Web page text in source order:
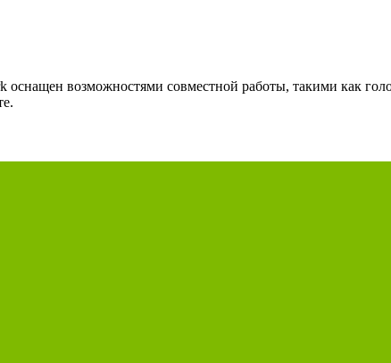
оснащен возможностями совместной работы, такими как